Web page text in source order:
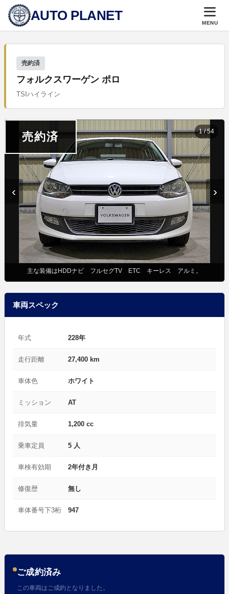
AUTO PLANET MENU
売約済
フォルクスワーゲン ポロ
TSIハイライン
売約済
主な装備はHDDナビ フルセグTV ETC キーレス アルミ。
‹ ›
1/54
車両スペック
年式 228年
走行距離 27,400 km
車体色 ホワイト
ミッション AT
排気量 1,200 cc
乗車定員 5 人
車検有効期 2年付き月
修復歴 無し
車体番号下3桁 947
ご成約済み
この車両はご成約となりました。